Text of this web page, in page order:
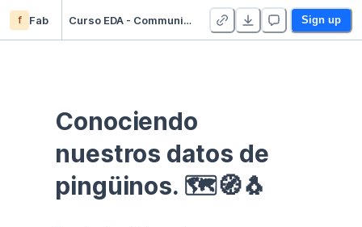
f Fab Curso EDA - Communication - Duplicate Sign up
Conociendo
nuestros datos de
pingüinos. 🗺🧭🐧